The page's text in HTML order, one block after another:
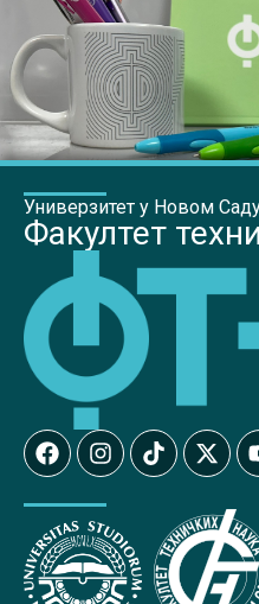
Универзитет у Новом
Факултет